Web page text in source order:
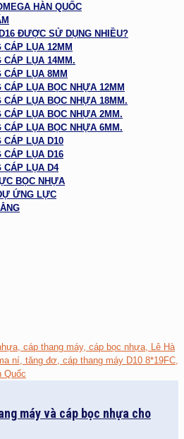
HÀN QUỐC
ĐƯỢC SỬ DỤNG NHIỀU?
LỤA 12MM
CÁP LỤA 14MM.
CÁP LỤA 8MM
LỤA BỌC NHỰA 12MM
LỤA BỌC NHỰA 18MM.
LỤA BỌC NHỰA 2MM.
LỤA BỌC NHỰA 6MM.
CÁP LỤA D10
CÁP LỤA D16
CÁP LỤA D4
BỌC NHỰA
ỨNG LỰC
máy và cáp bọc nhựa cho